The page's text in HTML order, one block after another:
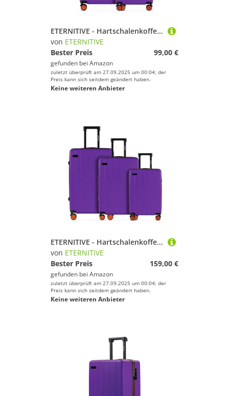
ETERNITIVE - Hartschalenkoffer Set 2-teilig | Reisekoffer aus ABS Gepäck mit TSA-Schloss | Größe: S & M | Reisekoffer mit 4 Zwillingsrollen 360° | Trolley Handgepäck 37L & Mittel 60L | Lila
von ETERNITIVE
Bester Preis
99,00 €
gefunden bei Amazon
zuletzt überprüft am 27.09.2025 um 00:04; der
Preis kann sich seitdem geändert haben.
Keine weiteren Anbieter
ETERNITIVE - Hartschalenkoffer Set 3-teilig | Reisekoffer aus ABS Gepäck mit TSA-Schloss | Größe: S, M, L | Reisekoffer mit 4 Zwillingsrollen 360° | Handgepäck 37L, Mittel 60L, Groß 99L | Lila
von ETERNITIVE
Bester Preis
159,00 €
gefunden bei Amazon
zuletzt überprüft am 27.09.2025 um 00:04; der
Preis kann sich seitdem geändert haben.
Keine weiteren Anbieter